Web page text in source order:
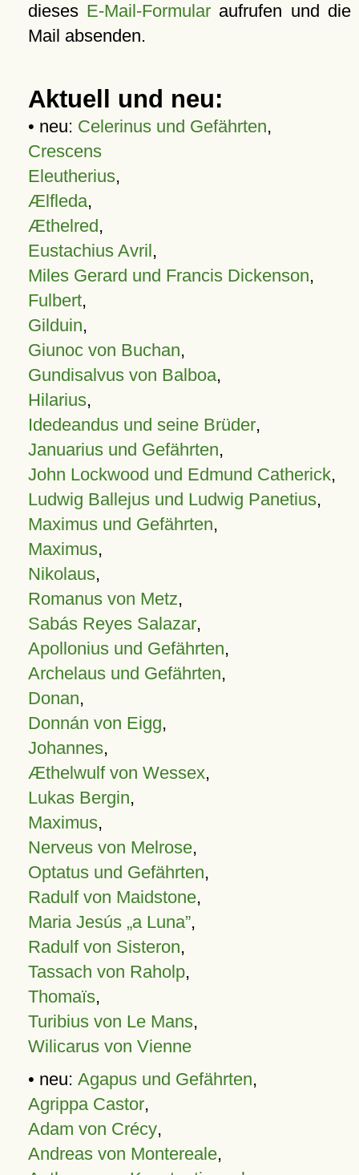
dieses E-Mail-Formular aufrufen und die
Mail absenden.
Aktuell und neu:
• neu: Celerinus und Gefährten,
Crescens
Eleutherius,
Ælfleda,
Æthelred,
Eustachius Avril,
Miles Gerard und Francis Dickenson,
Fulbert,
Gilduin,
Giunoc von Buchan,
Gundisalvus von Balboa,
Hilarius,
Idedeandus und seine Brüder,
Januarius und Gefährten,
John Lockwood und Edmund Catherick,
Ludwig Ballejus und Ludwig Panetius,
Maximus und Gefährten,
Maximus,
Nikolaus,
Romanus von Metz,
Sabás Reyes Salazar,
Apollonius und Gefährten,
Archelaus und Gefährten,
Donan,
Donnán von Eigg,
Johannes,
Æthelwulf von Wessex,
Lukas Bergin,
Maximus,
Nerveus von Melrose,
Optatus und Gefährten,
Radulf von Maidstone,
Maria Jesús „a Luna”,
Radulf von Sisteron,
Tassach von Raholp,
Thomaïs,
Turibius von Le Mans,
Wilicarus von Vienne
• neu: Agapus und Gefährten,
Agrippa Castor,
Adam von Crécy,
Andreas von Montereale,